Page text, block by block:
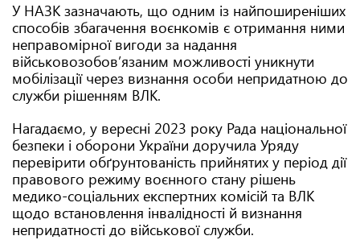
У НАЗК зазначають, що одним із найпоширеніших
способів збагачення воєнкомів є отримання ними
неправомірної вигоди за надання
військовозобов’язаним можливості уникнути
мобілізації через визнання особи непридатною до
служби рішенням ВЛК.
Нагадаємо, у вересні 2023 року Рада національної
безпеки і оборони України доручила Уряду
перевірити обґрунтованість прийнятих у період дії
правового режиму воєнного стану рішень
медико-соціальних експертних комісій та ВЛК
щодо встановлення інвалідності й визнання
непридатності до військової служби.